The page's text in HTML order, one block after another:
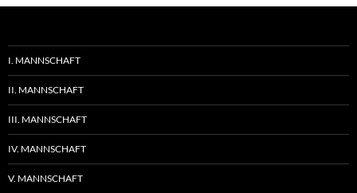
I. MANNSCHAFT
II. MANNSCHAFT
III. MANNSCHAFT
IV. MANNSCHAFT
V. MANNSCHAFT